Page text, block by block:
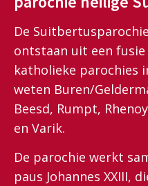
De
ontstaan uit een fusie
katholieke parochies
weten Buren/
Beesd, Rumpt,
en Varik.
De parochie werkt
paus Johannes XXIII,